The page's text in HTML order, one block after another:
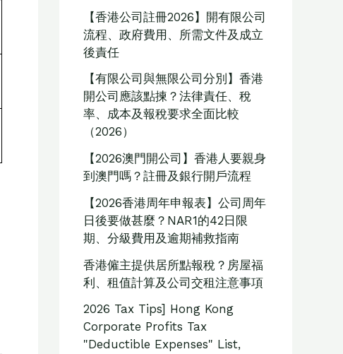
【香港公司註冊2026】開有限公司
流程、政府費用、所需文件及成立
後責任
【有限公司與無限公司分別】香港
開公司應該點揀？法律責任、稅
率、成本及報稅要求全面比較
（2026）
【2026澳門開公司】香港人要親身
到澳門嗎？註冊及銀行開戶流程
【2026香港周年申報表】公司周年
日後要做甚麼？NAR1的42日限
期、分級費用及逾期補救指南
香港僱主提供居所點報稅？房屋福
利、租值計算及公司交租注意事項
2026 Tax Tips] Hong Kong
Corporate Profits Tax
"Deductible Expenses" List,